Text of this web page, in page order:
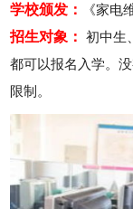
学校颁发：
《家电
招生对象： 初中生
都可以报名入学。
限制。